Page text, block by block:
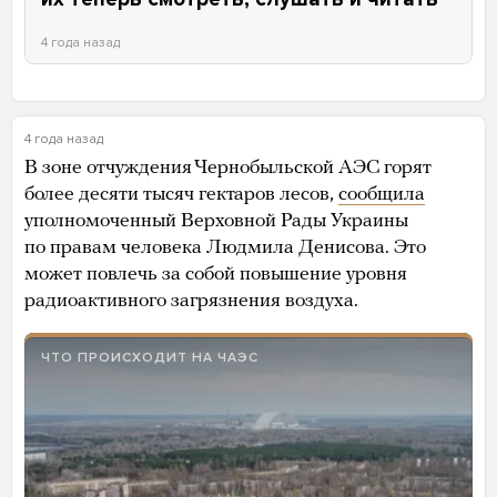
4 года назад
4 года назад
В зоне отчуждения Чернобыльской АЭС горят
более десяти тысяч гектаров лесов, сообщила
уполномоченный Верховной Рады Украины
по правам человека Людмила Денисова. Это
может повлечь за собой повышение уровня
радиоактивного загрязнения воздуха.
ЧТО ПРОИСХОДИТ НА ЧАЭС